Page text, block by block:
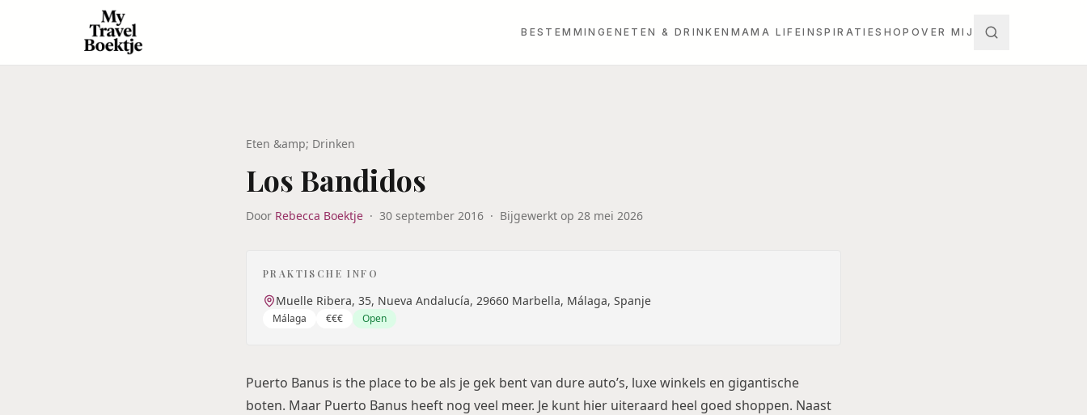
BESTEMMINGEN ETEN & DRINKEN MAMA LIFEINSPIRATIESHOP OVER MIJ
Eten &amp; Drinken
Los Bandidos
Door Rebecca Boektje · 30 september 2016 · Bijgewerkt op 28 mei 2026
PRAKTISCHE INFO
Muelle Ribera, 35, Nueva Andalucía, 29660 Marbella, Málaga, Spanje
Málaga €€€ Open
Puerto Banus is the place to be als je gek bent van dure auto’s, luxe winkels en gigantische
boten. Maar Puerto Banus heeft nog veel meer. Je kunt hier uiteraard heel goed shoppen. Naast